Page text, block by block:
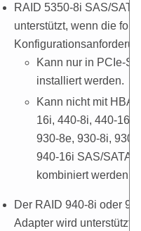
RAID 5350-8i SAS/
unterstützt, wenn die
Kann nur in PCIe-
installiert werden.
Kann nicht mit
16i, 440-8i, 440-16i,
930-8e, 930-8i, 930-
940-16i SAS/SATA-
kombiniert werden.
Der RAID 940-8i oder
Adapter wird unterstützt,